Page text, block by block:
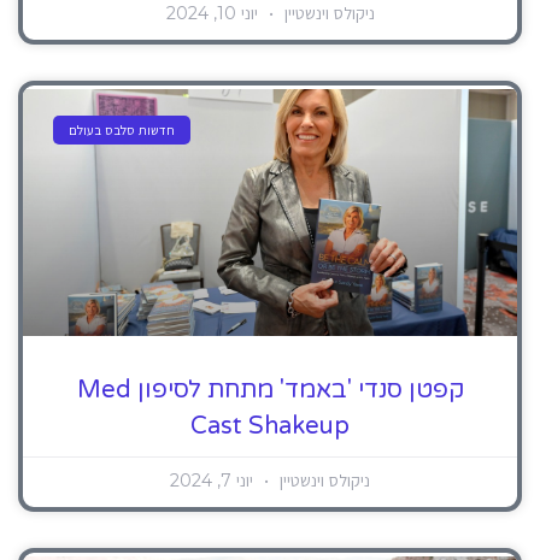
ניקולס וינשטיין יוני 10, 2024
חדשות סלבס בעולם
קפטן סנדי 'באמד' מתחת לסיפון Med
Cast Shakeup
ניקולס וינשטיין יוני 7, 2024